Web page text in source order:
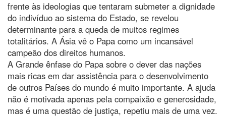
frente às ideologias que tentaram submeter a dignidade
do indivíduo ao sistema do Estado, se revelou
determinante para a queda de muitos regimes
totalitários. A Ásia vê o Papa como um incansável
campeão dos direitos humanos.
A Grande ênfase do Papa sobre o dever das nações
mais ricas em dar assistência para o desenvolvimento
de outros Países do mundo é muito importante. A ajuda
não é motivada apenas pela compaixão e generosidade,
mas é uma questão de justiça, repetiu mais de uma vez.